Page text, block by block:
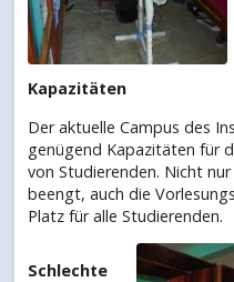
Kapazitäten
Der aktuelle Campus des
genügend Kapazitäten für
von Studierenden. Nicht
beengt, auch die
Platz für alle Studierenden.
Schlechte